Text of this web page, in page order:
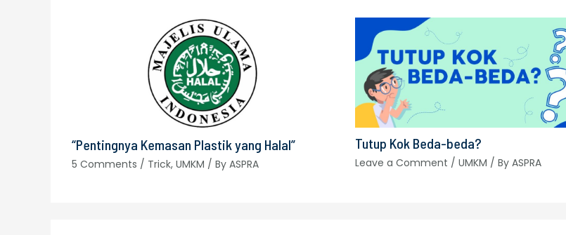
“Pentingnya Kemasan Plastik yang Halal”
5 Comments / Trick, UMKM / By ASPRA
Tutup Kok Beda-beda?
Leave a Comment / UMKM / By ASPRA